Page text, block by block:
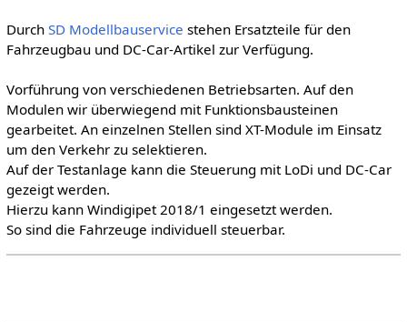
Durch SD Modellbauservice stehen Ersatzteile für den
Fahrzeugbau und DC-Car-Artikel zur Verfügung.
Vorführung von verschiedenen Betriebsarten. Auf den
Modulen wir überwiegend mit Funktionsbausteinen
gearbeitet. An einzelnen Stellen sind XT-Module im Einsatz
um den Verkehr zu selektieren.
Auf der Testanlage kann die Steuerung mit LoDi und DC-Car
gezeigt werden.
Hierzu kann Windigipet 2018/1 eingesetzt werden.
So sind die Fahrzeuge individuell steuerbar.